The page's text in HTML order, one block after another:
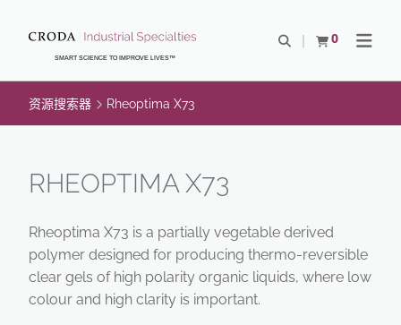
CONTENTSMART SCIENCE TO IMPROVE LIVES™
Open Search
0
查看购物车Open
资源搜索器 Rheoptima X73
RHEOPTIMA X73
Rheoptima X73 is a partially vegetable derived
polymer designed for producing thermo-reversible
clear gels of high polarity organic liquids, where low
colour and high clarity is important.